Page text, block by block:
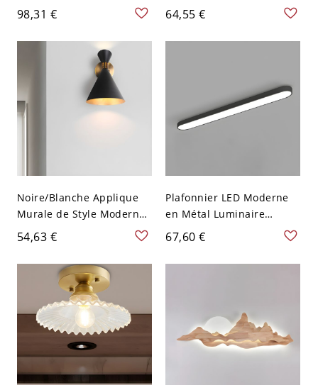
LED, plafonnier en
acrylique avec lumière
blanche, 9" de large, 2" de
98,31 €
en Métal Luminaire Mural
pour Couloir - Montage
Encastré 110 V-120 V
64,55 €
Noire/Blanche Applique
Murale de Style Moderne
en Forme d'Entonnoir en
Métal à 1 Ampoule Lampe
Murale Intérieure - Noir
110 V-120 V
54,63 €
Plafonnier LED Moderne
en Métal Luminaire
Encastré Linéaire en
Acrylique - 110 V-120 V
62,23 cm Noir Blanc
67,60 €